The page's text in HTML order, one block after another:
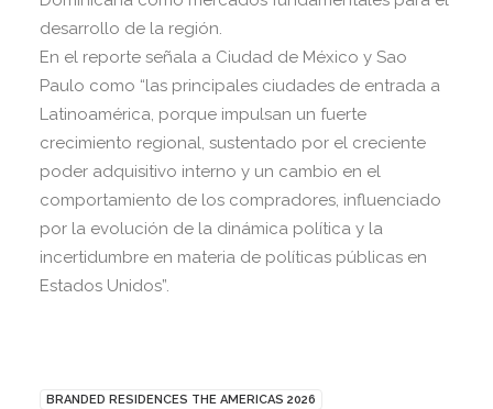
desarrollo de la región.
En el reporte señala a Ciudad de México y Sao
Paulo como “las principales ciudades de entrada a
Latinoamérica, porque impulsan un fuerte
crecimiento regional, sustentado por el creciente
poder adquisitivo interno y un cambio en el
comportamiento de los compradores, influenciado
por la evolución de la dinámica política y la
incertidumbre en materia de políticas públicas en
Estados Unidos”.
BRANDED RESIDENCES THE AMERICAS 2026